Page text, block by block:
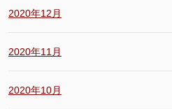
2020年12月
2020年11月
2020年10月